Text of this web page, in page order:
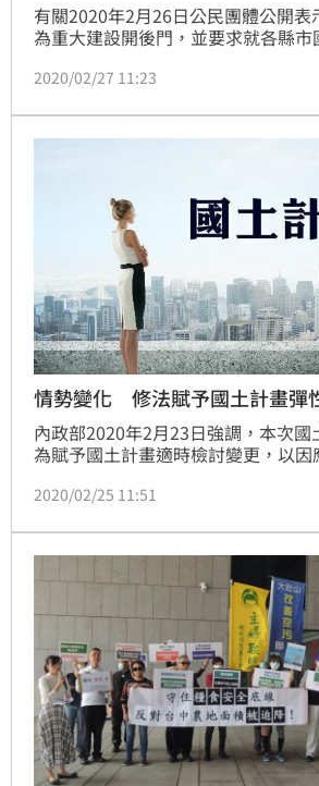
有關2020年2月26日公民團體公開表
為重大建設開後門，並要求就各縣
大建設計畫之範疇及認定程序將評估
作業時間為目標加速辦理中，惟仍
形，審慎評估延長期限。
2020/02/27 11:23
情勢變化 修法賦予國土計畫彈
內政部2020年2月23日強調，本次國
為賦予國土計畫適時檢討變更，以
眾參與及踐行政府資訊公開原則，並
2020/02/25 11:51